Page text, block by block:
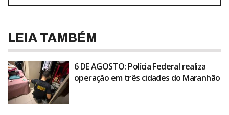
LEIA TAMBÉM
6 DE AGOSTO: Polícia Federal realiza
operação em três cidades do Maranhão